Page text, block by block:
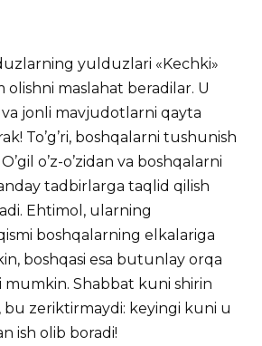
yulduzlari «Kechki»
olishni maslahat beradilar. U
jonli mavjudotlarni qayta
To’g’ri, boshqalarni tushunish
O’gil o’z-o’zidan va boshqalarni
tadbirlarga taqlid qilish
Ehtimol, ularning
boshqalarning elkalariga
boshqasi esa butunlay orqa
mumkin. Shabbat kuni shirin
bu zeriktirmaydi: keyingi kuni u
ish olib boradi!